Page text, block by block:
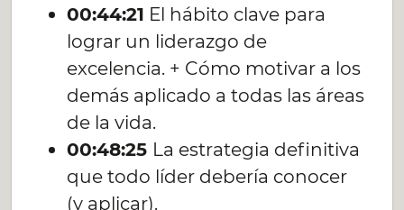
00:44:21 El hábito clave para
lograr un liderazgo de
excelencia. + Cómo motivar a los
demás aplicado a todas las áreas
de la vida.
00:48:25 La estrategia definitiva
que todo líder debería conocer
(y aplicar).